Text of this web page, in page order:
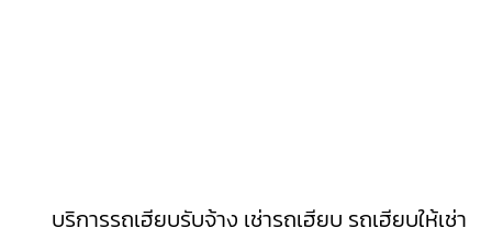
บริการรถเฮียบรับจ้าง เช่ารถเฮียบ รถเฮียบให้เช่า